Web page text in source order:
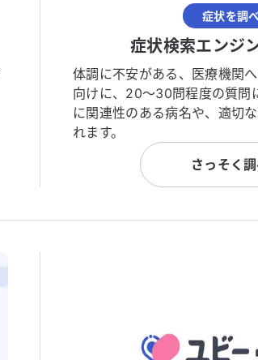
症状を調
症状検索エンジ
体調に不安がある、医療機関
向けに、20〜30問程度の質問
に関連性のある病名や、適切
れます。
さっそく